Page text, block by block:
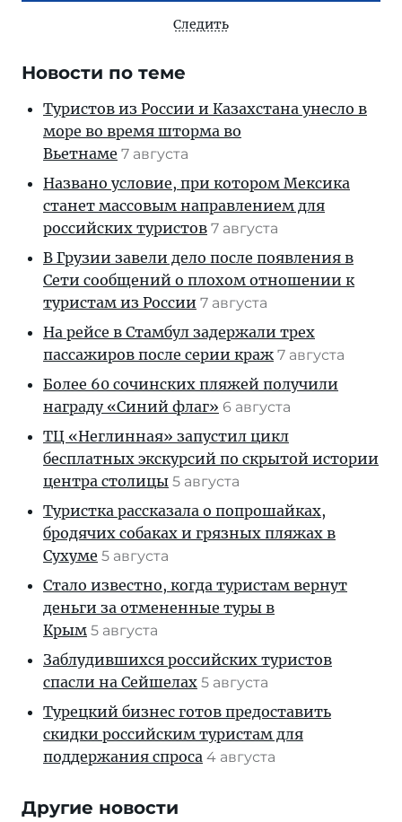
Следить
Новости по теме
Туристов из России и Казахстана унесло в
море во время шторма во
Вьетнаме 7 августа
Названо условие, при котором Мексика
станет массовым направлением для
российских туристов 7 августа
В Грузии завели дело после появления в
Сети сообщений о плохом отношении к
туристам из России 7 августа
На рейсе в Стамбул задержали трех
пассажиров после серии краж 7 августа
Более 60 сочинских пляжей получили
награду «Синий флаг» 6 августа
ТЦ «Неглинная» запустил цикл
бесплатных экскурсий по скрытой истории
центра столицы 5 августа
Туристка рассказала о попрошайках,
бродячих собаках и грязных пляжах в
Сухуме 5 августа
Стало известно, когда туристам вернут
деньги за отмененные туры в
Крым 5 августа
Заблудившихся российских туристов
спасли на Сейшелах 5 августа
Турецкий бизнес готов предоставить
скидки российским туристам для
поддержания спроса 4 августа
Другие новости